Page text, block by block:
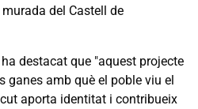
del Castell de
destacat que "aquest projecte
ganes amb què el poble viu el
aporta identitat i contribueix